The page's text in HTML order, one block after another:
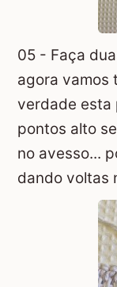
05 - Faça
agora vamos
verdade esta
pontos alto
no avesso...
dando voltas